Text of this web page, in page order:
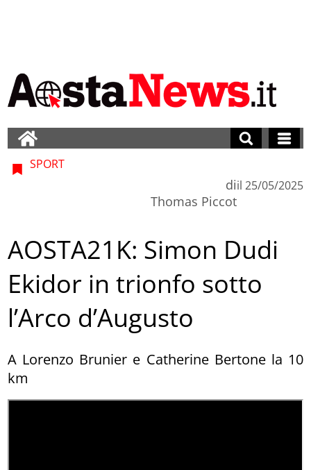
SPORT
di
Thomas Piccot
il 25/05/2025
AOSTA21K: Simon Dudi
Ekidor in trionfo sotto
l’Arco d’Augusto
A Lorenzo Brunier e Catherine Bertone la 10
km